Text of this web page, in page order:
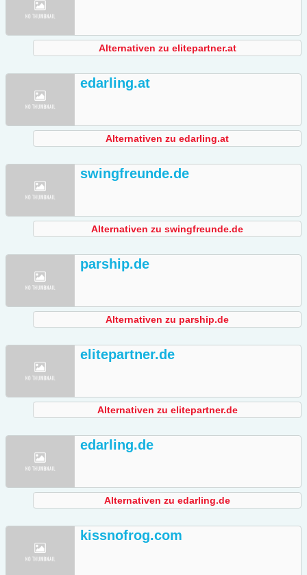
Alternativen zu elitepartner.at
edarling.at
Alternativen zu edarling.at
swingfreunde.de
Alternativen zu swingfreunde.de
parship.de
Alternativen zu parship.de
elitepartner.de
Alternativen zu elitepartner.de
edarling.de
Alternativen zu edarling.de
kissnofrog.com